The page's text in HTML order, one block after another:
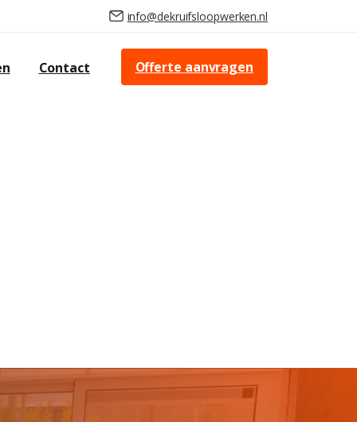
info@dekruifsloopwerken.nl
Contact Offerte aanvragen